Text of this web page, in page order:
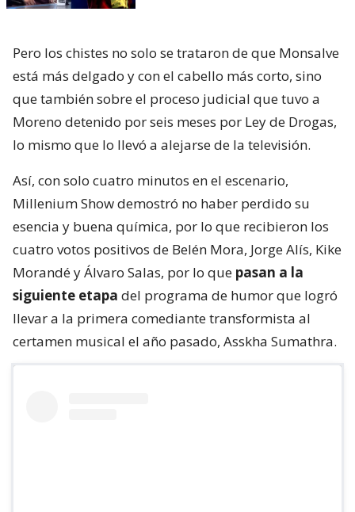
Pero los chistes no solo se trataron de que Monsalve
está más delgado y con el cabello más corto, sino
que también sobre el proceso judicial que tuvo a
Moreno detenido por seis meses por Ley de Drogas,
lo mismo que lo llevó a alejarse de la televisión.
Así, con solo cuatro minutos en el escenario,
Millenium Show demostró no haber perdido su
esencia y buena química, por lo que recibieron los
cuatro votos positivos de Belén Mora, Jorge Alís, Kike
Morandé y Álvaro Salas, por lo que pasan a la
siguiente etapa del programa de humor que logró
llevar a la primera comediante transformista al
certamen musical el año pasado, Asskha Sumathra.